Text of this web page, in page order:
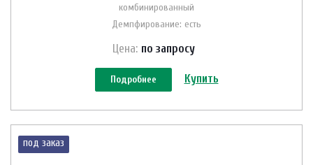
комбинированный
Демпфирование: есть
Цена: по запросу
Подробнее Купить
под заказ